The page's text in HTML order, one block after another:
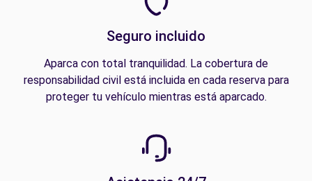
Seguro incluido
Aparca con total tranquilidad. La cobertura de
responsabilidad civil está incluida en cada reserva para
proteger tu vehículo mientras está aparcado.